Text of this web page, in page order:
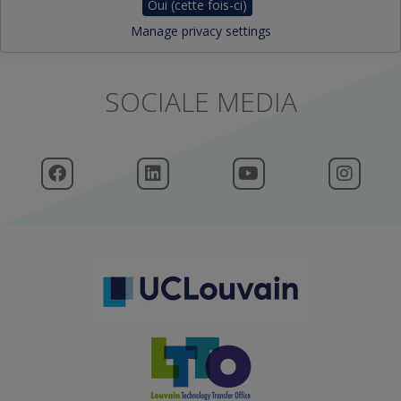
Oui (cette fois-ci)
Manage privacy settings
SOCIALE MEDIA